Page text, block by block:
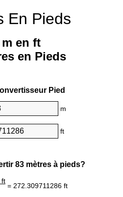
En Pieds
m en ft
en Pieds
Pied
m
ft
83 mètres à pieds?
ft
= 272.309711286 ft